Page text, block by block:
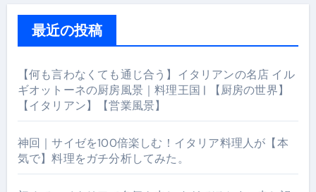
最近の投稿
【何も言わなくても通じ合う】イタリアンの名店 イル
ギオットーネの厨房風景｜料理王国 | 【厨房の世界】
【イタリアン】【営業風景】
神回｜サイゼを100倍楽しむ！イタリア料理人が【本
気で】料理をガチ分析してみた。